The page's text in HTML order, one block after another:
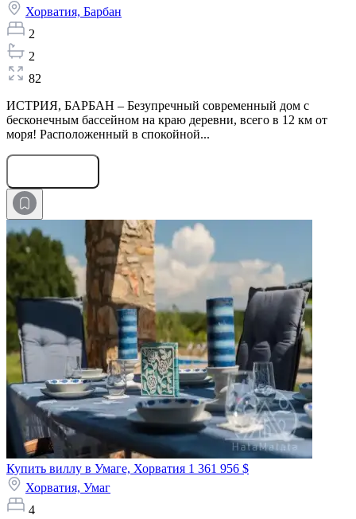
Хорватия, Барбан
2
2
82
ИСТРИЯ, БАРБАН – Безупречный современный дом с
бесконечным бассейном на краю деревни, всего в 12 км от
моря! Расположенный в спокойной...
Купить виллу в Умаге, Хорватия 1 361 956 $
Хорватия, Умаг
4